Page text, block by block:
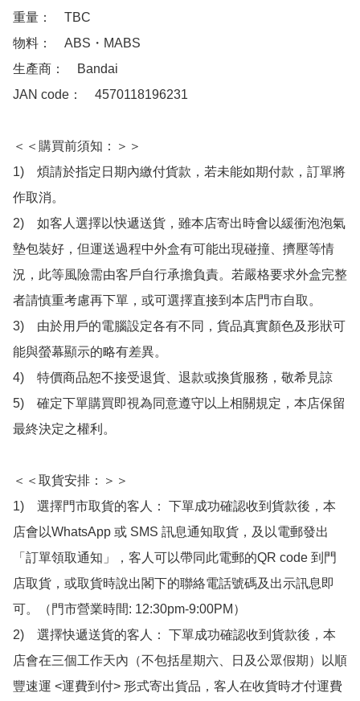
重量：　TBC
物料：　ABS・MABS
生產商：　Bandai
JAN code：　4570118196231
＜＜購買前須知：＞＞
1)　煩請於指定日期內繳付貨款，若未能如期付款，訂單將
作取消。
2)　如客人選擇以快遞送貨，雖本店寄出時會以緩衝泡泡氣
墊包裝好，但運送過程中外盒有可能出現碰撞、擠壓等情
況，此等風險需由客戶自行承擔負責。若嚴格要求外盒完整
者請慎重考慮再下單，或可選擇直接到本店門市自取。
3)　由於用戶的電腦設定各有不同，貨品真實顏色及形狀可
能與螢幕顯示的略有差異。
4)　特價商品恕不接受退貨、退款或換貨服務，敬希見諒
5)　確定下單購買即視為同意遵守以上相關規定，本店保留
最終決定之權利。
＜＜取貨安排：＞＞
1)　選擇門市取貨的客人： 下單成功確認收到貨款後，本
店會以WhatsApp 或 SMS 訊息通知取貨，及以電郵發出
「訂單領取通知」，客人可以帶同此電郵的QR code 到門
店取貨，或取貨時說出閣下的聯絡電話號碼及出示訊息即
可。（門市營業時間: 12:30pm-9:00PM）
2)　選擇快遞送貨的客人： 下單成功確認收到貨款後，本
店會在三個工作天內（不包括星期六、日及公眾假期）以順
豐速運 <運費到付> 形式寄出貨品，客人在收貨時才付運費